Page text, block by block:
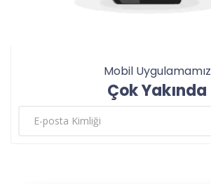
Mobil Uygulamamız
Çok Yakında